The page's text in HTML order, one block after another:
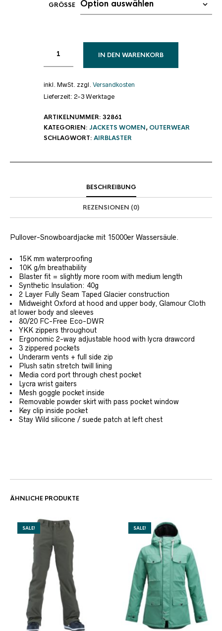
GRÖSSE
IN DEN WARENKORB
inkl. MwSt. zzgl. Versandkosten
Lieferzeit: 2-3 Werktage
ARTIKELNUMMER: 32861
KATEGORIEN: JACKETS WOMEN, OUTERWEAR
SCHLAGWORT: AIRBLASTER
BESCHREIBUNG
REZENSIONEN (0)
Pullover-Snowboardjacke mit 15000er Wassersäule.
15K mm waterproofing
10K g/m breathability
Blaster fit = slightly more room with medium length
Synthetic Insulation: 40g
2 Layer Fully Seam Taped Glacier construction
Midweight Oxford at hood and upper body, Glamour Cloth
at lower body and sleeves
80/20 FC-Free Eco-DWR
YKK zippers throughout
Ergonomic 2-way adjustable hood with lycra drawcord
3 zippered pockets
Underarm vents + full side zip
Plush satin stretch twill lining
Media cord port through chest pocket
Lycra wrist gaiters
Mesh goggle pocket inside
Removable powder skirt with pass pocket window
Key clip inside pocket
Stay Wild silicone / suede patch at left chest
ÄHNLICHE PRODUKTE
SALE! SALE!